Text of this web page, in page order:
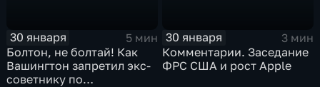
30 января
5 мин
Болтон, не болтай! Как
Вашингтон запретил экс-
советнику по
30 января
3 мин
Комментарии. Заседание
ФРС США и рост Apple